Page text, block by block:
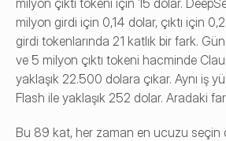
milyon çıktı tokeni için 15 dolar.
milyon girdi için 0,14 dolar, çıktı için
girdi tokenlarında 21 katlık bir fark.
ve 5 milyon çıktı tokeni hacminde
yaklaşık 22.500 dolara çıkar. Aynı iş
Flash ile yaklaşık 252 dolar. Aradaki
Bu 89 kat, her zaman en ucuzu seçin